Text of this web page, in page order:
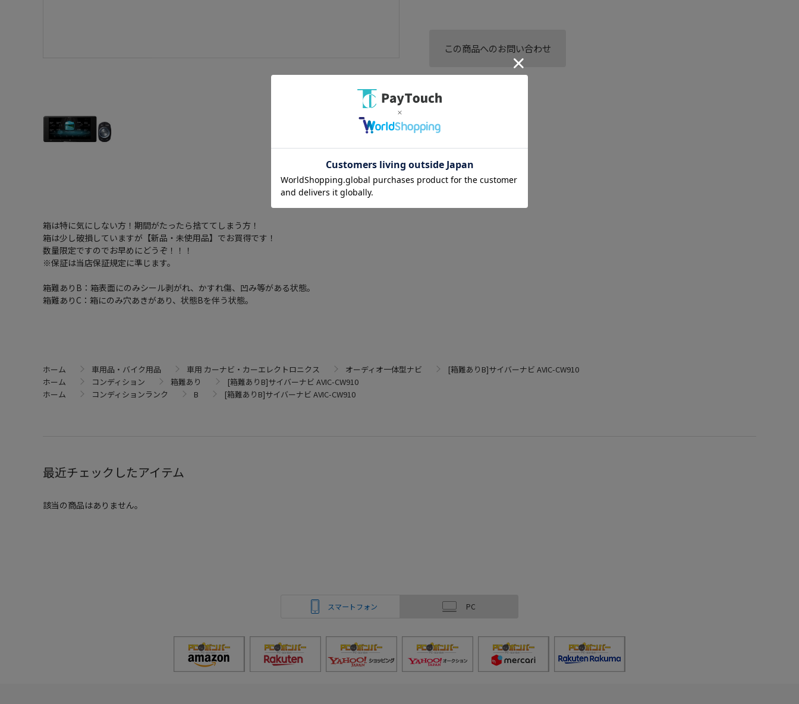
この商品へのお問い合わせ
箱は特に気にしない方！期間がたったら捨ててしまう方！
箱は少し破損していますが【新品・未使用品】でお買得です！
数量限定ですのでお早めにどうぞ！！！
※保証は当店保証規定に準じます。
箱難ありB：箱表面にのみシール剥がれ、かすれ傷、凹み等がある状態。
箱難ありC：箱にのみ穴あきがあり、状態Bを伴う状態。
ホーム 車用品・バイク用品 車用 カーナビ・カーエレクトロニクス オーディオ一体型ナビ
[箱難ありB]サイバーナビ AVIC-CW910
ホーム
コンディション 箱難あり
[箱難ありB]サイバーナビ AVIC-CW910
ホーム
コンディションランク B [箱難ありB]サイバーナビ AVIC-CW910
最近チェックしたアイテム
該当の商品はありません。
スマートフォン PC